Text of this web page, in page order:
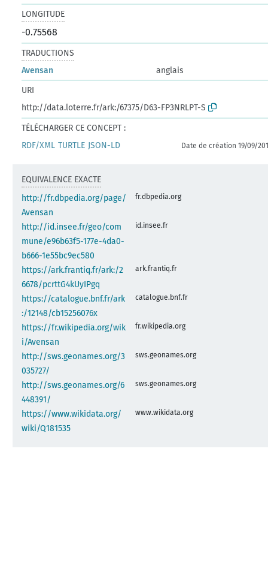
LONGITUDE
-0.75568
TRADUCTIONS
Avensan
anglais
URI
http://data.loterre.fr/ark:/67375/D63-FP3NRLPT-S
TÉLÉCHARGER CE CONCEPT :
RDF/XML TURTLE JSON-LD Date de création 19/09/
EQUIVALENCE EXACTE
http://fr.dbpedia.org/page/
Avensan
fr.dbpedia.org
http://id.insee.fr/geo/com
mune/e96b63f5-177e-4da0-
b666-1e55bc9ec580
id.insee.fr
https://ark.frantiq.fr/ark:/2
6678/pcrttG4kUyIPgq
ark.frantiq.fr
https://catalogue.bnf.fr/ark
:/12148/cb15256076x
catalogue.bnf.fr
https://fr.wikipedia.org/wik
i/Avensan
fr.wikipedia.org
http://sws.geonames.org/3
035727/
sws.geonames.org
http://sws.geonames.org/6
448391/
sws.geonames.org
https://www.wikidata.org/
wiki/Q181535
www.wikidata.org